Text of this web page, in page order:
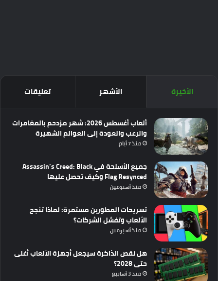
الأخيرة الأشهر تعليقات
ألعاب أغسطس 2026: شهر مزدحم بالمغامرات
والرعب والعودة إلى العوالم الشهيرة
منذ 7 أيام
جميع الأسلحة في Assassin’s Creed: Black
Flag Resynced وكيف تحصل عليها
منذ أسبوعين
تسريحات المطورين مستمرة: لماذا تنجح
الألعاب وتفشل الشركات؟
منذ أسبوعين
هل نقص الذاكرة سيجعل أجهزة الألعاب أغلى
حتى 2028؟
منذ 3 أسابيع